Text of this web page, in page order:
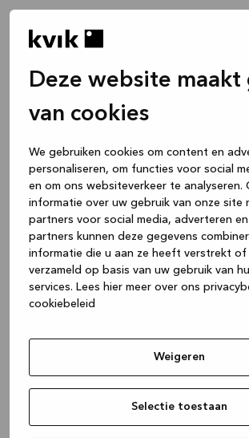
Deze website
van cookies
We gebruiken cookies om content en
personaliseren, om functies voor social
en om ons websiteverkeer te analyseren.
informatie over uw gebruik van onze site
partners voor social media, adverteren en
partners kunnen deze gegevens
informatie die u aan ze heeft verstrekt of
verzameld op basis van uw gebruik van
services. Lees hier meer over ons
cookiebeleid
Weigeren
Selectie toestaan
(see the browser
information).